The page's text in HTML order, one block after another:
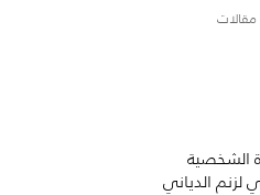
الشخصية
لزنم الدياني